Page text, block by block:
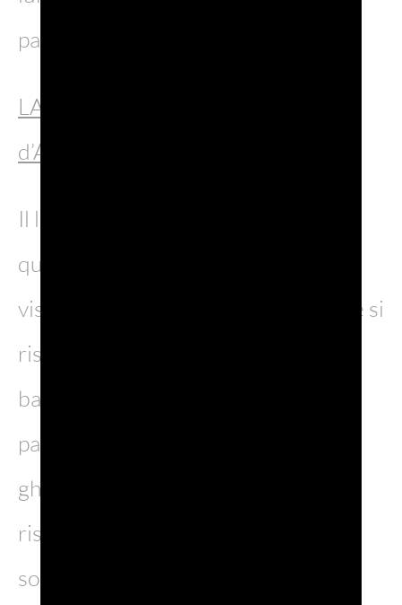
paesaggio più bello da immortalare.
LAGO DI MISURINA (Cortina
d’Ampezzo – Veneto)
Il lago ha un fascino tutto suo,
qualunque sia la stagione in cui lo
visitate. Immaginate il paesaggio che si
rispecchia nelle acque, una gita in
barca oppure, in inverno, una
passeggiata sul lago stesso il cui
ghiaccio è talmente spesso che non
rischia di rompersi. Le cose da fare
sono infinite, come infinita è la